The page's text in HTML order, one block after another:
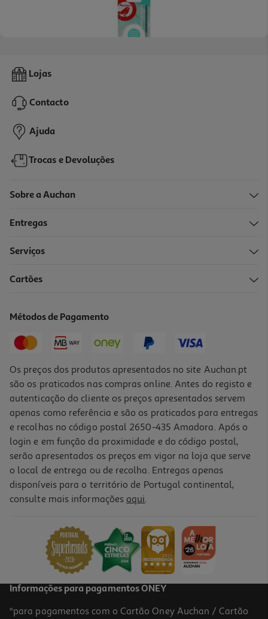
Fio Auchan Dentário 50m
1,19 €
Escovas Auchan Interdentárias Fina 5un
Lojas
Contacto
Ajuda
Trocas e Devoluções
Sobre a Auchan
Entregas
Serviços
Cartões
Métodos de Pagamento
Os preços dos produtos apresentados no site Auchan.pt
são os praticados nas compras online. Antes do registo e
autenticação do cliente os preços apresentados servem
apenas como referência e são os praticados para entregas
e recolhas no código postal 2650-435 Amadora. Após o
login e em função da proximidade e do código postal,
serão apresentados os preços em vigor na loja que serve
o local de entrega ou de recolha. Entregas apenas
disponíveis para o território de Portugal continental,
consulte mais informações aqui.
Informações para pagamentos ONEY
*para pagamentos com o Cartão Oney Auchan / Cartão